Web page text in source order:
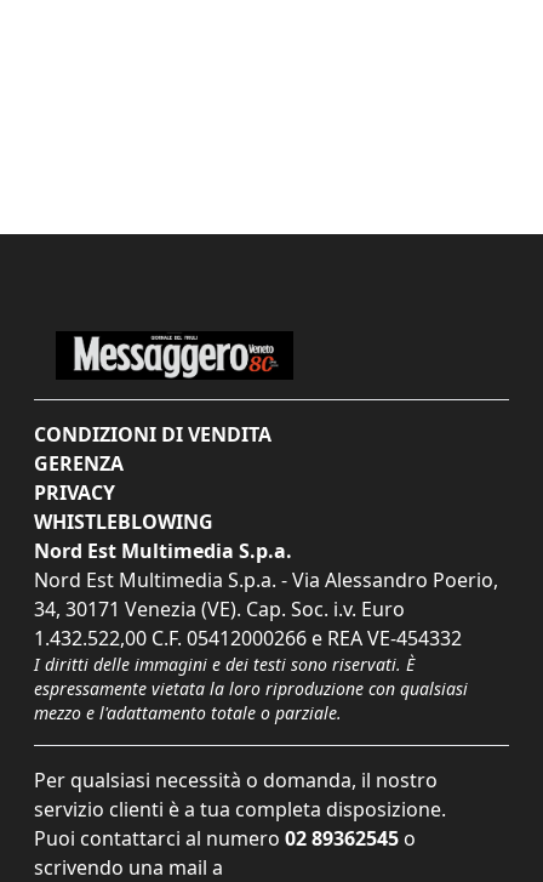
CONDIZIONI DI VENDITA
GERENZA
PRIVACY
WHISTLEBLOWING
Nord Est Multimedia S.p.a.
Nord Est Multimedia S.p.a. - Via Alessandro Poerio,
34, 30171 Venezia (VE). Cap. Soc. i.v. Euro
1.432.522,00 C.F. 05412000266 e REA VE-454332
I diritti delle immagini e dei testi sono riservati. È
espressamente vietata la loro riproduzione con qualsiasi
mezzo e l'adattamento totale o parziale.
Per qualsiasi necessità o domanda, il nostro
servizio clienti è a tua completa disposizione.
Puoi contattarci al numero 02 89362545 o
scrivendo una mail a